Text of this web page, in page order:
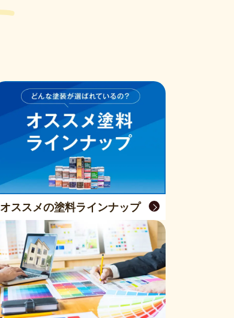
オススメの塗料ラインナップ